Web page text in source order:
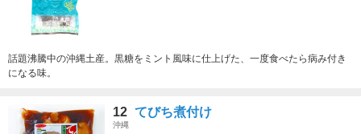
話題沸騰中の沖縄土産。黒糖をミント風味に仕上げた、一度食べたら病み付き
になる味。
12 てびち煮付け
沖縄